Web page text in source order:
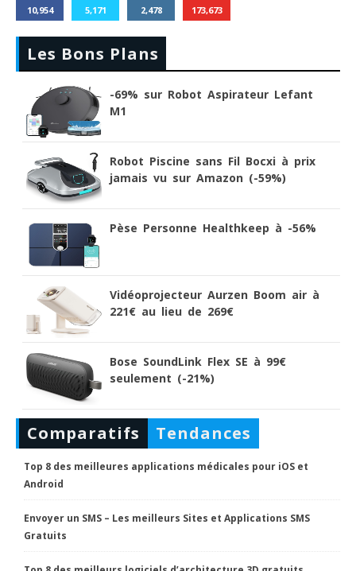
10,954 5,171 2,478 173,673
Les Bons Plans
-69% sur Robot Aspirateur Lefant
M1
Robot Piscine sans Fil Bocxi à prix
jamais vu sur Amazon (-59%)
Pèse Personne Healthkeep à -56%
Vidéoprojecteur Aurzen Boom air à
221€ au lieu de 269€
Bose SoundLink Flex SE à 99€
seulement (-21%)
Comparatifs Tendances
Top 8 des meilleures applications médicales pour iOS et
Android
Envoyer un SMS – Les meilleurs Sites et Applications SMS
Gratuits